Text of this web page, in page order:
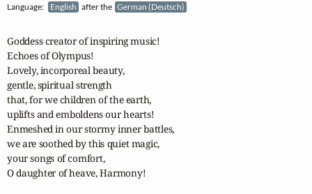
Language: English after the German (Deutsch)
Goddess creator of inspiring music!
Echoes of Olympus!
Lovely, incorporeal beauty,
gentle, spiritual strength
that, for we children of the earth,
uplifts and emboldens our hearts!
Enmeshed in our stormy inner battles,
we are soothed by this quiet magic,
your songs of comfort,
O daughter of heave, Harmony!